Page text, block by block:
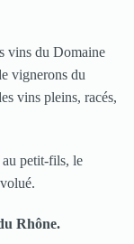
vins du Domaine
vignerons du
vins pleins, racés,
petit-fils, le
Rhône.